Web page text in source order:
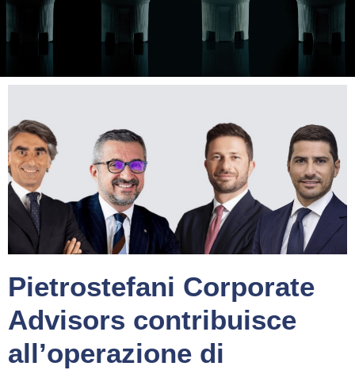
Pietrostefani Corporate
Advisors contribuisce
all’operazione di